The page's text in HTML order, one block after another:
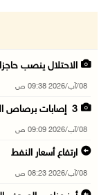
الاحتلال ينصب
08/آب/2026 09:38 ص
3 إصابات برصاص الاحتلال شمال خان يونس
08/آب/2026 09:09 ص
ارتفاع أسعار النفط
08/آب/2026 08:23 ص